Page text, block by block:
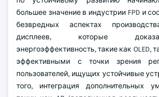
большее значение в индустрии FPD и
безвредных аспектах
дисплеев, которые
энергоэффективность, такие как OLED,
эффективными с точки зрения
пользователей, ищущих устойчивые
того, интеграция дополнительных